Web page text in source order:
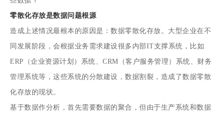
零散化存放是数据问题根源
造成上述情况最根本的原因是：数据零散化存放。大型企业在不
同发展阶段，会根据业务需求建设很多内部IT支撑系统，比如
ERP（企业资源计划）系统、CRM（客户服务管理）系统、财务
管理系统等，这些系统的分散建设，数据割裂，造成了数据零散
化存放的现状。
基于数据作分析，首先需要数据的聚合，但由于生产系统和数据